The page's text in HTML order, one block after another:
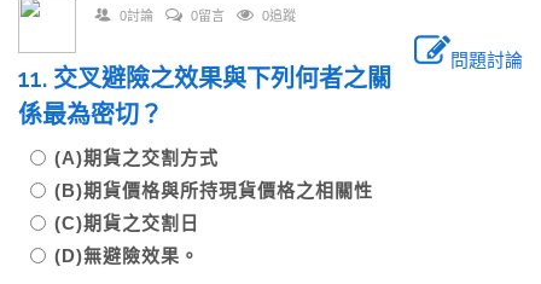
0討論 0留言 0追蹤
問題討論
11. 交叉避險之效果與下列何者之關
係最為密切？
(A)期貨之交割方式
(B)期貨價格與所持現貨價格之相關性
(C)期貨之交割日
(D)無避險效果。